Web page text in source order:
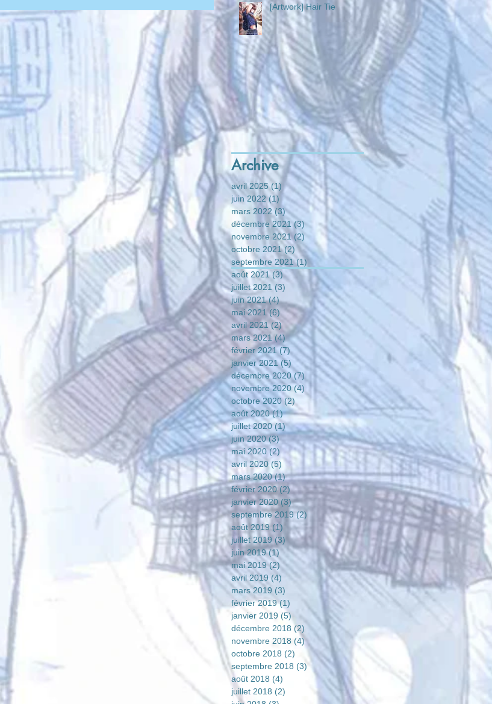
[Artwork] Hair Tie
Archive
avril 2025 (1) 1 post
juin 2022 (1) 1 post
mars 2022 (3)3 posts
décembre 2021 (3)3 posts
novembre 2021 (2) 2 posts
octobre 2021 (2)2 posts
septembre 2021 (1)
août 2021 (3)3 posts
juillet 2021 (3) 3 posts
juin 2021 (4)4 posts
mai 2021 (6) 6 posts
avril 2021 (2) 2 posts
mars 2021 (4) 4 posts
février 2021 (7)7 posts
janvier 2021 (5) 5 posts
décembre 2020 (7) 7 posts
novembre 2020 (4) 4 posts
octobre 2020 (2) 2 posts
août 2020 (1)1 post
juillet 2020 (1)1 post
juin 2020 (3)3 posts
mai 2020 (2)2 posts
avril 2020 (5) 5 posts
mars 2020 (1)1 post
février 2020 (2)2 posts
janvier 2020 (3)3 posts
septembre 2019 (2) 2 posts
août 2019 (1) 1 post
juillet 2019 (3) 3 posts
juin 2019 (1)1 post
mai 2019 (2) 2 posts
avril 2019 (4) 4 posts
mars 2019 (3)
février 2019 (1)
janvier 2019 (5) 5 posts
décembre 2018 (2) 2 posts
novembre 2018 (4)4 posts
octobre 2018 (2) 2 posts
septembre 2018 (3)3 posts
août 2018 (4)
juillet 2018 (2)